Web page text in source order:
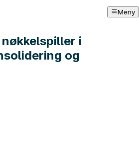
Meny
i
og